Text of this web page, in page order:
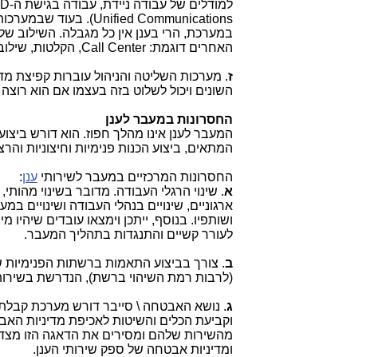
למודלים של עבודה ניידת, עבודה בגישת ה-
Unified Communications). בעוד
במערכת, הרי בענן אין כל מגבלה. השילוב
האחרים דוגמת:Call Center, הקלטות,
ז. מערכות השליטה והניהול עוברות קפיצת
השונים ויכול לשלוט בזה בעצמו אם הוא
החסרונות במעבר לענן
המעבר לענן אינו מהלך חפוז. הוא דורש
המתאים, ביצוע הכנות פנימיות וחיצוניות
החסרונות המרכזיים במעבר לשירותיענן:
א. שינוי הרגלי העבודה. מדובר בשינוי
ארגוניים, שינויים בנהלי העבודה
ושותפיו. בנוסף, ייתכן וימצאו עובדים
לעורר קשיים והתנגדות בתהליך המעבר.
ב. צורך בביצוע התאמות ברשתות
(לרבות רמת השיהוי ברשת), הנדרשת
ג. נושא האבטחה \ סייבר דורש מערכת
וקביעת הכלים והשיטות לאכיפת מדיניות
מהשירות שלהם ומסירים את הדאגה הזו
ומדיניות אבטחה של ספק שירותי הענן.